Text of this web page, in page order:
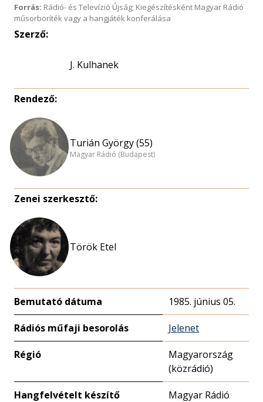
Forrás: Rádió- és Televízió Újság; Kiegészítésként Magyar Rádió
műsorboríték vagy a hangjáték konferálása
Szerző:
J. Kulhanek
Rendező:
Turián György (55)
Magyar Rádió (Budapest)
Zenei szerkesztő:
Török Etel
Bemutató dátuma 1985. június 05.
Rádiós műfaji besorolás Jelenet
Régió
Magyarország
(közrádió)
Hangfelvételt készítő
Magyar Rádió